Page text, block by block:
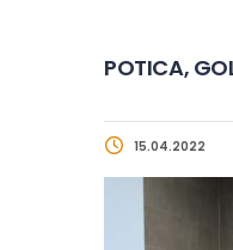
POTICA,
15.04.2022